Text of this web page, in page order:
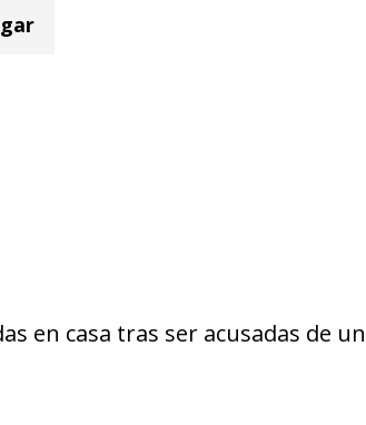
en casa tras ser acusadas de